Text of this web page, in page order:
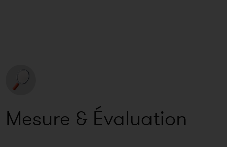
Mesure & Évaluation